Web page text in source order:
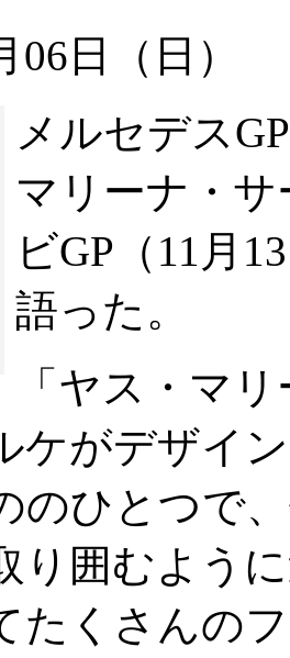
06日（日）
メルセデス
マリーナ・
ビGP（11月
語った。
「ヤス・マ
ケがデザイ
のひとつで
り囲むよう
たくさんの